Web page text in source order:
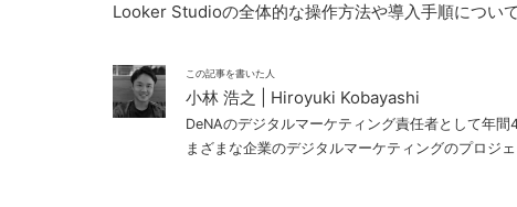
Looker Studioの全体的な操作方法や導入手順について
この記事を書いた人
小林 浩之 | Hiroyuki Kobayashi
DeNAのデジタルマーケティング責任者として年
まざまな企業のデジタルマーケティングのプロジ